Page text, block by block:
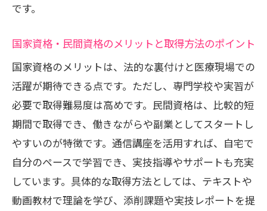
です。
国家資格・民間資格のメリットと取得方法のポイント
国家資格のメリットは、法的な裏付けと医療現場での
活躍が期待できる点です。ただし、専門学校や実習が
必要で取得難易度は高めです。民間資格は、比較的短
期間で取得でき、働きながらや副業としてスタートし
やすいのが特徴です。通信講座を活用すれば、自宅で
自分のペースで学習でき、実技指導やサポートも充実
しています。具体的な取得方法としては、テキストや
動画教材で理論を学び、添削課題や実技レポートを提